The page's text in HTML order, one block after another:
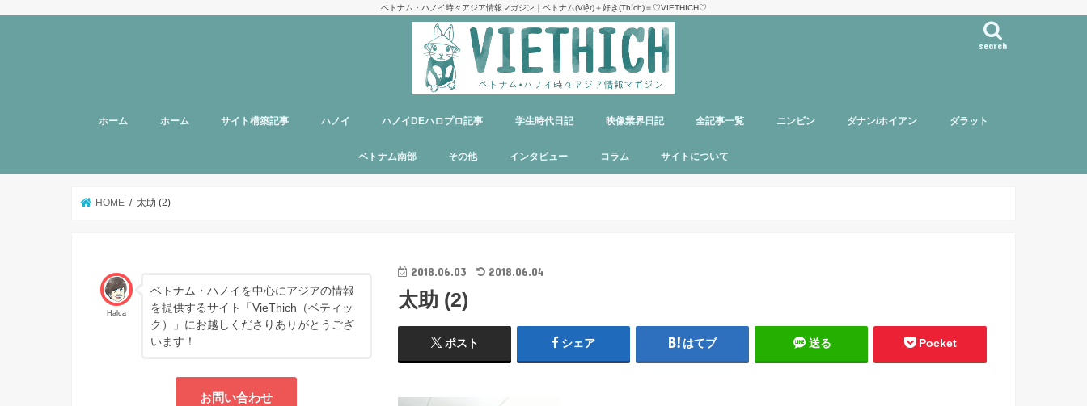
ベトナム・ハノイ時々アジア情報マガジン｜ベトナム(Việt)＋好き(Thích)＝♡VIETHICH♡
search
ホーム ホーム サイト構築記事 ハノイ
旅行者向け ベトナム料理
多国籍料理
ハンバーガー
カフェ
中華料理
日本食
ラーメン
デリバリーサービス
パブ／バー
マッサージ
ヘルスケア
ハノイ近郊観光
アンケート
ハノイDEハロプロ記事 学生時代日記 映像業界日記 全記事一覧 ニンビン ダナン/ホイアン ダラット
ベトナム南部 その他 インタビュー コラム サイトについて
HOME 太助 (2)
2018.06.03 2018.06.04
太助 (2)
ポスト シェア はてブ 送る Pocket
Halca
ベトナム・ハノイを中心にアジアの情報
を提供するサイト「VieThich（ベティッ
ク）」にお越しくださりありがとうござ
います！
お問い合わせ